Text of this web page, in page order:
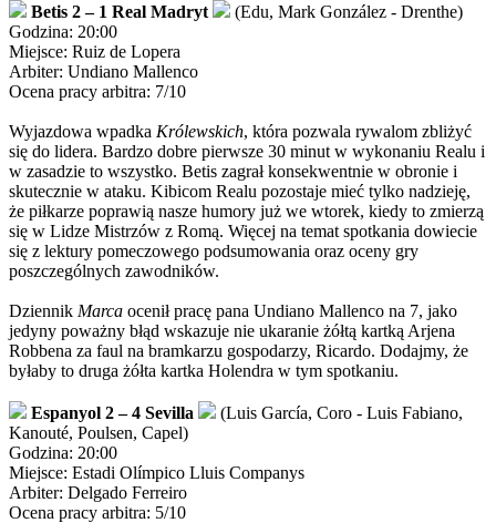
Betis 2 – 1 Real Madryt
(Edu, Mark González - Drenthe)
Godzina: 20:00
Miejsce: Ruiz de Lopera
Arbiter: Undiano Mallenco
Ocena pracy arbitra: 7/10
Wyjazdowa wpadka Królewskich, która pozwala rywalom zbliżyć
się do lidera. Bardzo dobre pierwsze 30 minut w wykonaniu Realu i
w zasadzie to wszystko. Betis zagrał konsekwentnie w obronie i
skutecznie w ataku. Kibicom Realu pozostaje mieć tylko nadzieję,
że piłkarze poprawią nasze humory już we wtorek, kiedy to zmierzą
się w Lidze Mistrzów z Romą. Więcej na temat spotkania dowiecie
się z lektury pomeczowego podsumowania oraz oceny gry
poszczególnych zawodników.
Dziennik Marca ocenił pracę pana Undiano Mallenco na 7, jako
jedyny poważny błąd wskazuje nie ukaranie żółtą kartką Arjena
Robbena za faul na bramkarzu gospodarzy, Ricardo. Dodajmy, że
byłaby to druga żółta kartka Holendra w tym spotkaniu.
Espanyol 2 – 4 Sevilla
(Luis García, Coro - Luis Fabiano,
Kanouté, Poulsen, Capel)
Godzina: 20:00
Miejsce: Estadi Olímpico Lluis Companys
Arbiter: Delgado Ferreiro
Ocena pracy arbitra: 5/10